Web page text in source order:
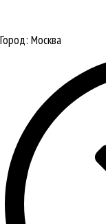
Город: Москва